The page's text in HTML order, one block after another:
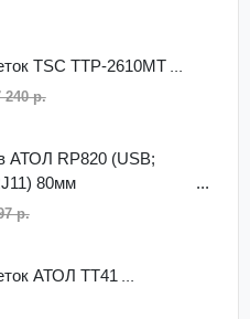
TSC TTP-2610MT
240 р.
АТОЛ RP820 (USB;
80мм
р.
АТОЛ ТТ41